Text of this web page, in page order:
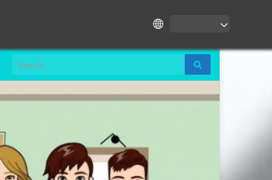
Search for: